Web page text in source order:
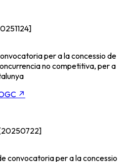
per a la concessio de
no competitiva, per a
↗
convocatoria per a la concessio